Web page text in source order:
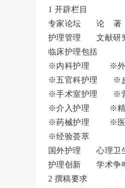
1 开辟栏目
专家论坛 论
护理管理 文献
临床护理包括
※内科护理 ※外
※五官科护理 ※
※手术室护理 ※
※介入护理 ※精
※药械护理 ※医
※经验荟萃
国外护理 心理
护理创新 学术争
2 撰稿要求